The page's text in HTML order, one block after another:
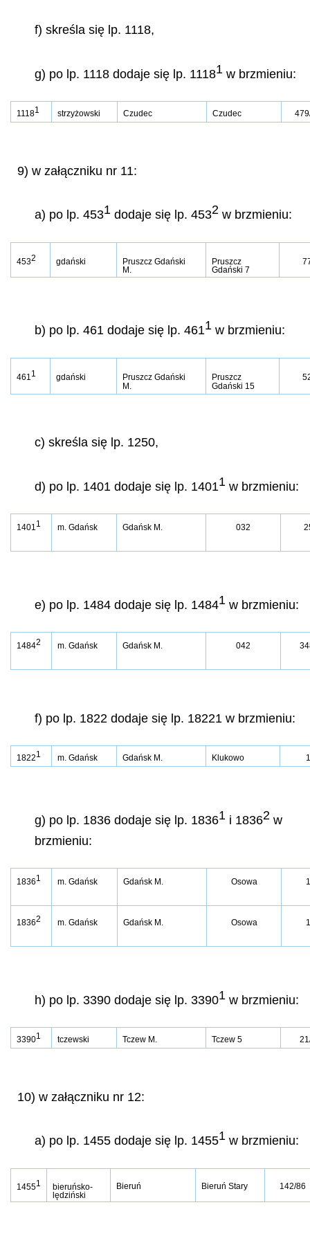
f) skreśla się lp. 1118,
g) po lp. 1118 dodaje się lp. 11181 w brzmieniu:
11181 strzyżowski Czudec Czudec
9) w załączniku nr 11:
a) po lp. 4531 dodaje się lp. 4532 w brzmieniu:
4532 gdański
Pruszcz Gdański
M.
Pruszcz
Gdański 7
b) po lp. 461 dodaje się lp. 4611 w brzmieniu:
461 1 gdański
Pruszcz Gdański
M.
Pruszcz
Gdański 15
c) skreśla się lp. 1250,
d) po lp. 1401 dodaje się lp. 14011 w brzmieniu:
14011 m. Gdańsk Gdańsk M. 032
e) po lp. 1484 dodaje się lp. 14841 w brzmieniu:
14842 m. Gdańsk Gdańsk M. 042
f) po lp. 1822 dodaje się lp. 18221 w brzmieniu:
18221 m. Gdańsk Gdańsk M. Klukowo
g) po lp. 1836 dodaje się lp. 18361 i 18362 w
brzmieniu:
18361 m. Gdańsk Gdańsk M. Osowa
18362 m. Gdańsk Gdańsk M. Osowa
h) po lp. 3390 dodaje się lp. 33901 w brzmieniu:
33901 tczewski Tczew M. Tczew 5
10) w załączniku nr 12:
a) po lp. 1455 dodaje się lp. 14551 w brzmieniu:
14551
bieruńsko-
lędziński
Bieruń Bieruń Stary 142/86